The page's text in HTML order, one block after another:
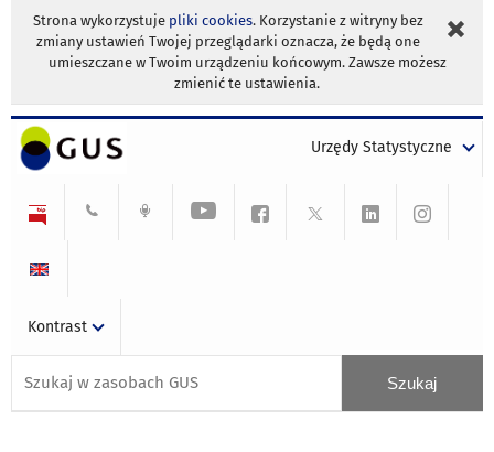
Strona wykorzystuje pliki cookies. Korzystanie z witryny bez
zmiany ustawień Twojej przeglądarki oznacza, że będą one
umieszczane w Twoim urządzeniu końcowym. Zawsze możesz
zmienić te ustawienia.
Urzędy Statystyczne
Kontrast